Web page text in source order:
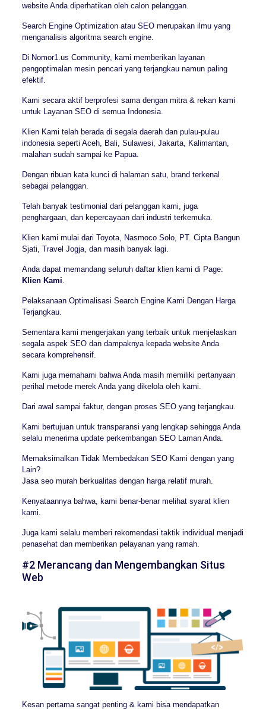
website Anda diperhatikan oleh calon pelanggan.
Search Engine Optimization atau SEO merupakan ilmu yang
menganalisis algoritma search engine.
Di Nomor1.us Community, kami memberikan layanan
pengoptimalan mesin pencari yang terjangkau namun paling
efektif.
Kami secara aktif berprofesi sama dengan mitra & rekan kami
untuk Layanan SEO di semua Indonesia.
Klien Kami telah berada di segala daerah dan pulau-pulau
indonesia seperti Aceh, Bali, Sulawesi, Jakarta, Kalimantan,
malahan sudah sampai ke Papua.
Dengan ribuan kata kunci di halaman satu, brand terkenal
sebagai pelanggan.
Telah banyak testimonial dari pelanggan kami, juga
penghargaan, dan kepercayaan dari industri terkemuka.
Klien kami mulai dari Toyota, Nasmoco Solo, PT. Cipta Bangun
Sjati, Travel Jogja, dan masih banyak lagi.
Anda dapat memandang seluruh daftar klien kami di Page:
Klien Kami
Pelaksanaan Optimalisasi Search Engine Kami Dengan Harga
Terjangkau.
Sementara kami mengerjakan yang terbaik untuk menjelaskan
segala aspek SEO dan dampaknya kepada website Anda
secara komprehensif.
Kami juga memahami bahwa Anda masih memiliki pertanyaan
perihal metode merek Anda yang dikelola oleh kami.
Dari awal sampai faktur, dengan proses SEO yang terjangkau.
Kami bertujuan untuk transparansi yang lengkap sehingga Anda
selalu menerima update perkembangan SEO Laman Anda.
Memaksimalkan Tidak Membedakan SEO Kami dengan yang
Lain?
Jasa seo murah berkualitas dengan harga relatif murah.
Kenyataannya bahwa, kami benar-benar melihat syarat klien
kami.
Juga kami selalu memberi rekomendasi taktik individual menjadi
penasehat dan memberikan pelayanan yang ramah.
#2 Merancang dan Mengembangkan Situs
Web
Kesan pertama sangat penting & kami bisa mendapatkan